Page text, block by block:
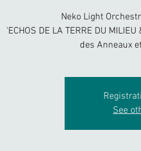
Neko Light
'ECHOS DE LA TERRE DU
des Anneaux
See